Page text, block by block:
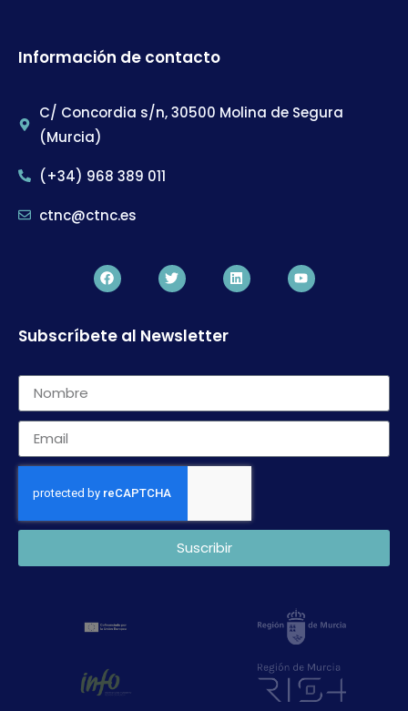
Información de contacto
C/ Concordia s/n, 30500 Molina de Segura
(Murcia)
(+34) 968 389 011
ctnc@ctnc.es
Subscríbete al Newsletter
Suscribir